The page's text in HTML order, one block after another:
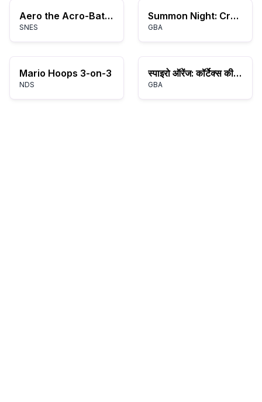
Aero the Acro-Bat (USA)
SNES
Summon Night: Craft Sword Monogatari: Hajimari no Ishi
GBA
Mario Hoops 3-on-3
NDS
स्पाइरो ऑरेंज: कॉर्टेक्स की साज़िश
GBA